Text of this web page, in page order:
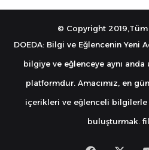
© Copyright 2019,Tüm
DOEDA: Bilgi ve Eğlencenin Yeni
bilgiye ve eğlenceye aynı
platformdur. Amacımız, en
içerikleri ve eğlenceli
buluşturmak.